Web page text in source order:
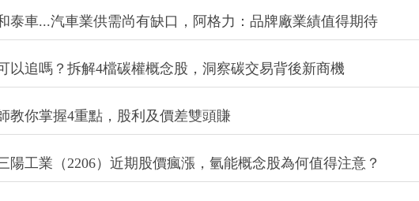
教你掌握4重點，股利及價差雙頭賺
陽工業（2206）近期股價瘋漲，氫能概念股為何值得注意？